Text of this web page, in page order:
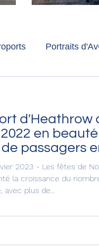
Portraits
d'Heathrow
en
passagers
2023 - Les fêtes de
la croissance du
avec plus de...